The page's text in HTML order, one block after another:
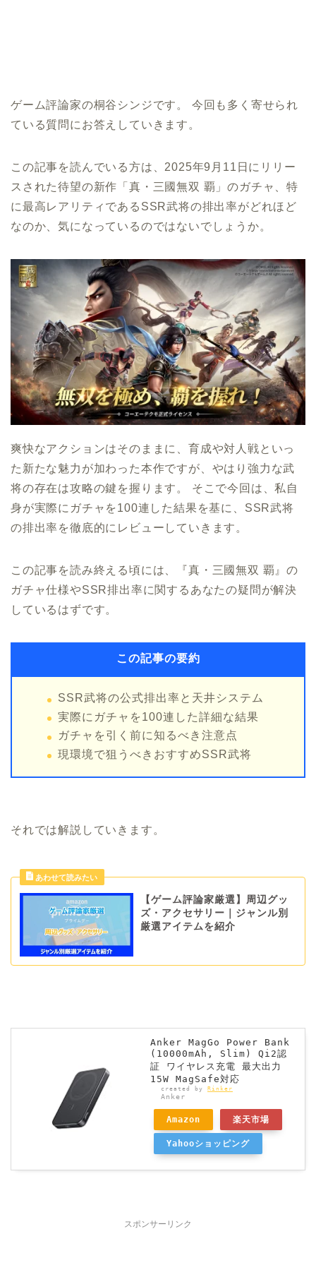
ゲーム評論家の桐谷シンジです。 今回も多く寄せられ
ている質問にお答えしていきます。
この記事を読んでいる方は、2025年9月11日にリリー
スされた待望の新作「真・三國無双 覇」のガチャ、特
に最高レアリティであるSSR武将の排出率がどれほど
なのか、気になっているのではないでしょうか。
爽快なアクションはそのままに、育成や対人戦といっ
た新たな魅力が加わった本作ですが、やはり強力な武
将の存在は攻略の鍵を握ります。 そこで今回は、私自
身が実際にガチャを100連した結果を基に、SSR武将
の排出率を徹底的にレビューしていきます。
この記事を読み終える頃には、『真・三國無双 覇』の
ガチャ仕様やSSR排出率に関するあなたの疑問が解決
しているはずです。
この記事の要約
SSR武将の公式排出率と天井システム
実際にガチャを100連した詳細な結果
ガチャを引く前に知るべき注意点
現環境で狙うべきおすすめSSR武将
それでは解説していきます。
【ゲーム評論家厳選】周辺グッ
ズ・アクセサリー｜ジャンル別
厳選アイテムを紹介
Anker MagGo Power Bank
(10000mAh, Slim) Qi2認
証 ワイヤレス充電 最大出力
15W MagSafe対応
created by Rinker
Anker
Amazon 楽天市場
Yahooショッピング
スポンサーリンク